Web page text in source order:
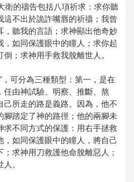
的禱告包括八項祈求：求你聽
不出於詭詐嘴唇的祈禱；我曾
，聽我的言語；求神顯出他奇妙
，如同保護眼中的瞳人；求你起
；求神用手救我脫離世人。
可分為三種類型：第一，是在
任由神試驗、明察、推斷、熬
己所走的路是義路。因為，他不
腳踏定了神的路徑；他的兩腳未
求不同方式的保護：用右手拯救
如同保護眼中的瞳人，將自己
求神用刀救護他命脫離惡人；
。